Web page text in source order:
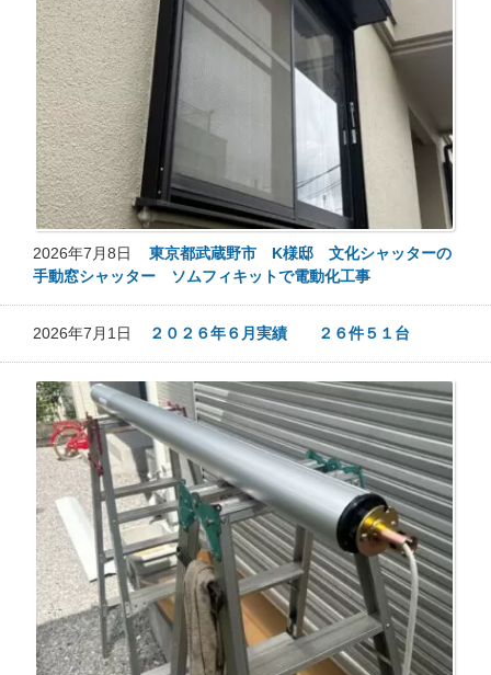
2026年7月8日 東京都武蔵野市 K様邸 文化シャッターの
手動窓シャッター ソムフィキットで電動化工事
2026年7月1日 ２０２６年６月実績 ２６件５１台